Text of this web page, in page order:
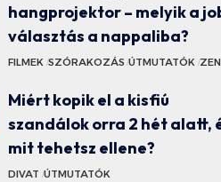
hangprojektor – melyik a
választás a nappaliba?
FILMEK SZÓRAKOZÁS ÚTMUTATÓK
Miért kopik el a kisfiú
szandálok orra 2 hét alatt,
mit tehetsz ellene?
DIVAT ÚTMUTATÓK